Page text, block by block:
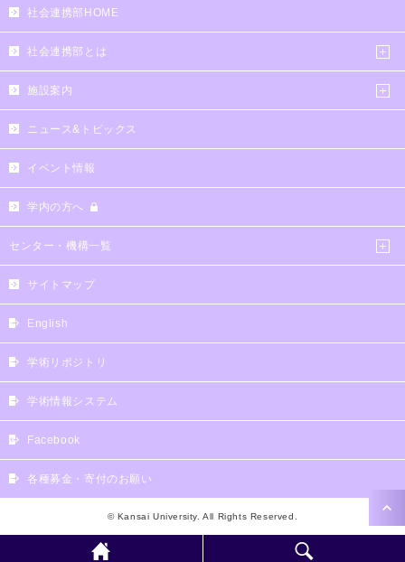
社会連携部HOME
社会連携部とは
施設案内
ニュース&トピックス
イベント情報
学内の方へ
センター・機構一覧
サイトマップ
English
学術リポジトリ
学術情報システム
Facebook
各種募金・寄付のお願い
© Kansai University. All Rights Reserved.